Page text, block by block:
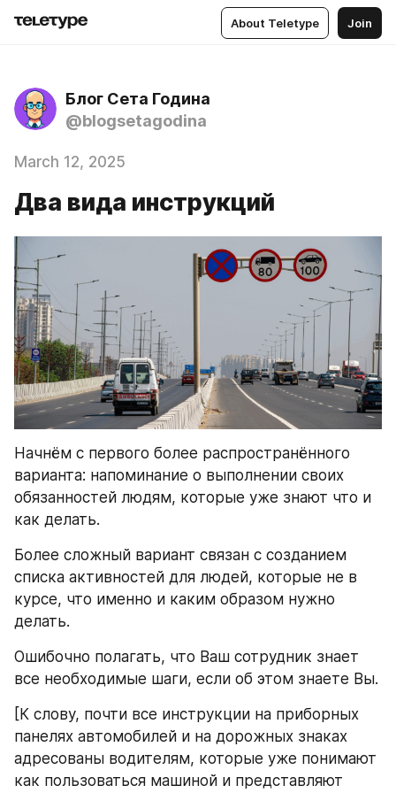
About Teletype Join
Блог Сета Година
@blogsetagodina
March 12, 2025
Два вида инструкций
Начнём с первого более распространённого
варианта: напоминание о выполнении своих
обязанностей людям, которые уже знают что и
как делать.
Более сложный вариант связан с созданием
списка активностей для людей, которые не в
курсе, что именно и каким образом нужно
делать.
Ошибочно полагать, что Ваш сотрудник знает
все необходимые шаги, если об этом знаете Вы.
[К слову, почти все инструкции на приборных
панелях автомобилей и на дорожных знаках
адресованы водителям, которые уже понимают
как пользоваться машиной и представляют